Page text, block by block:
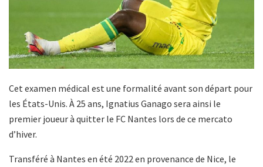
Cet examen médical est une formalité avant son départ pour
les États-Unis. À 25 ans, Ignatius Ganago sera ainsi le
premier joueur à quitter le FC Nantes lors de ce mercato
d’hiver.
Transféré à Nantes en été 2022 en provenance de Nice, le